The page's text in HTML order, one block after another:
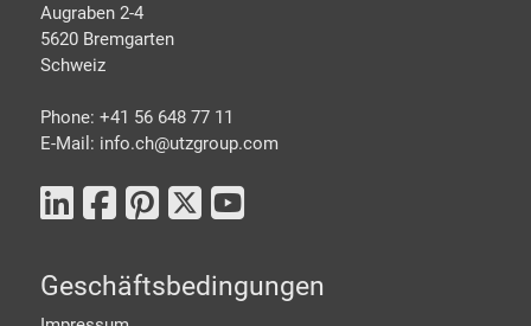
Augraben 2-4
5620 Bremgarten
Schweiz
Phone: +41 56 648 77 11
E-Mail: info.ch@utzgroup.com
Geschäftsbedingungen